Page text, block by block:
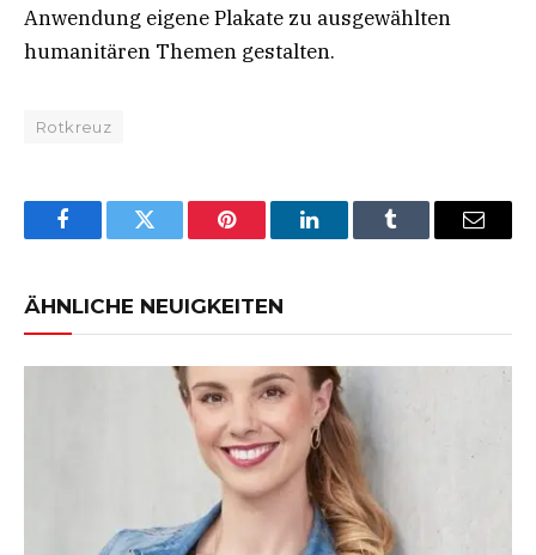
Anwendung eigene Plakate zu ausgewählten
humanitären Themen gestalten.
Rotkreuz
FacebookTwitter Pinterest LinkedInTumblr Email
ÄHNLICHE NEUIGKEITEN